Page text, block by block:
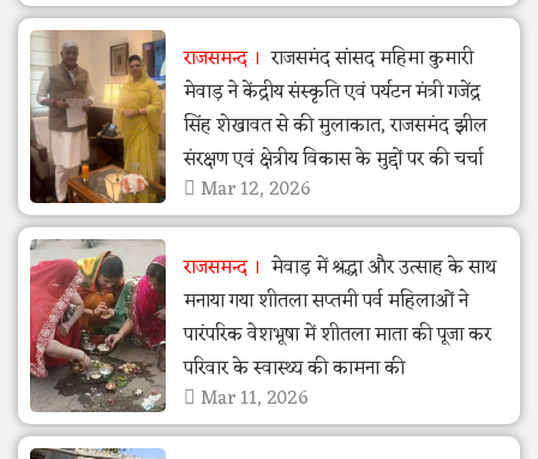
राजसमन्द
राजसमंद सांसद महिमा कुमारी
मेवाड़ ने केंद्रीय संस्कृति एवं पर्यटन मंत्री गजेंद्र
सिंह शेखावत से की मुलाकात, राजसमंद झील
संरक्षण एवं क्षेत्रीय विकास के मुद्दों पर की चर्चा
Mar 12, 2026
राजसमन्द
मेवाड़ में श्रद्धा और उत्साह के साथ
मनाया गया शीतला सप्तमी पर्व महिलाओं ने
पारंपरिक वेशभूषा में शीतला माता की पूजा कर
परिवार के स्वास्थ्य की कामना की
Mar 11, 2026